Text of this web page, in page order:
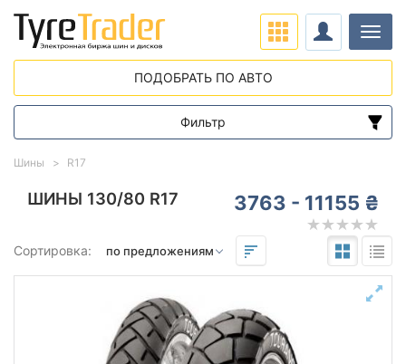
ШИНЫ 130/80 R17 3763 - 11155 ₴
Сортировка:
Шины R17
ПОДОБРАТЬ ПО АВТО
Фильтр
Диапазон цен
от
Подбор по параметрам
130